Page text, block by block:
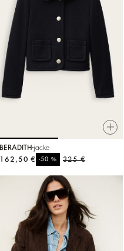
BERADITH jacke
325 €
-50%
162,50 €